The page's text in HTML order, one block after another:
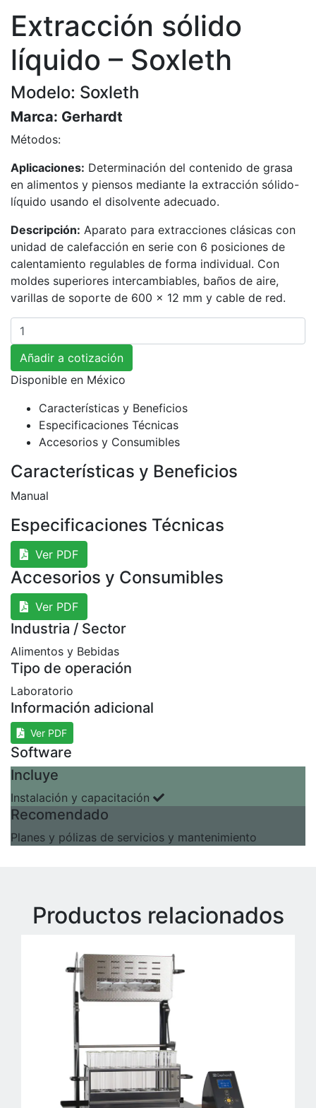
Extracción sólido
líquido – Soxleth
Modelo: Soxleth
Marca: Gerhardt
Métodos:
Aplicaciones: Determinación del contenido de grasa
en alimentos y piensos mediante la extracción sólido-
líquido usando el disolvente adecuado.
Descripción: Aparato para extracciones clásicas con
unidad de calefacción en serie con 6 posiciones de
calentamiento regulables de forma individual. Con
moldes superiores intercambiables, baños de aire,
varillas de soporte de 600 x 12 mm y cable de red.
Cantidad
Añadir a cotización
Disponible en México
Características y Beneficios
Especificaciones Técnicas
Accesorios y Consumibles
Características y Beneficios
Manual
Especificaciones Técnicas
Ver PDF
Accesorios y Consumibles
Ver PDF
Industria / Sector
Alimentos y Bebidas
Tipo de operación
Laboratorio
Información adicional
Ver PDF
Software
Incluye
Instalación y capacitación
Recomendado
Planes y pólizas de servicios y mantenimiento
Productos relacionados